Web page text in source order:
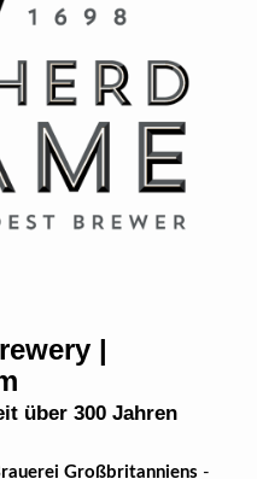
|
über 300 Jahren
Großbritanniens -